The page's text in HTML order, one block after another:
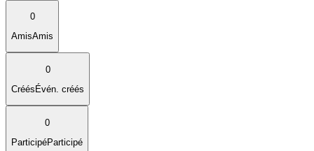
0
AmisAmis
0
Créés Évén. créés
0
ParticipéParticipé